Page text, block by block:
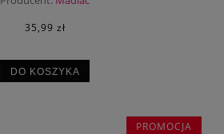
35,99 zł
DO KOSZYKA
PROMOCJA